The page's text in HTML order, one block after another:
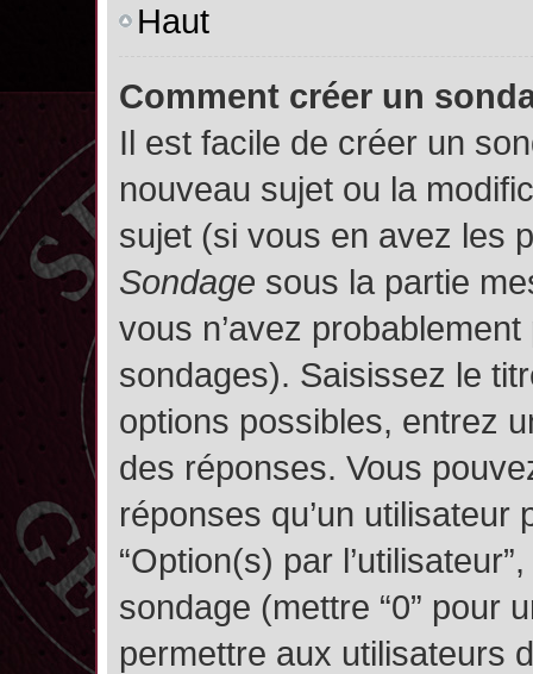
Haut
Comment créer un
Il est facile de créer un
nouveau sujet ou la
sujet (si vous en avez les
Sondage sous la partie
vous n’avez
sondages). Saisissez le
options possibles, entrez
des réponses. Vous
réponses qu’un
“Option(s) par
sondage (mettre “0” pour
permettre aux utilisateurs